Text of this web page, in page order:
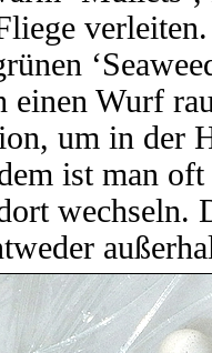
einen Wurf
um in der
ist man